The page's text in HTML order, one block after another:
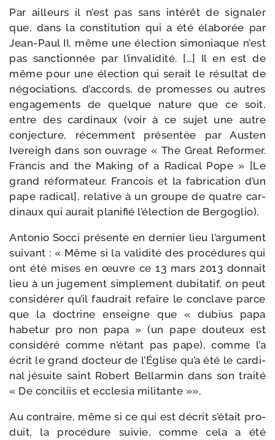
Par ailleurs il n’est pas sans inté­rêt de signa­ler
que, dans la consti­tu­tion qui a été éla­bo­rée par
Jean-​Paul II, même une élec­tion simo­niaque n’est
pas sanc­tion­née par l’invalidité. […] Il en est de
même pour une élec­tion qui serait le résul­tat de
négo­cia­tions, d’accords, de pro­messes ou autres
enga­ge­ments de quelque nature que ce soit,
entre des car­di­naux (voir à ce sujet une autre
conjec­ture, récem­ment pré­sen­tée par Austen
Ivereigh dans son ouvrage « The Great Reformer.
Francis and the Making of a Radical Pope » [Le
grand réfor­ma­teur. Francois et la fabri­ca­tion d’un
pape radi­cal], rela­tive à un groupe de quatre car­
di­naux qui aurait pla­ni­fié l’élection de Bergoglio).
Antonio Socci pré­sente en der­nier lieu l’argument
sui­vant : « Même si la vali­di­té des pro­cé­dures qui
ont été mises en œuvre ce 13 mars 2013 don­nait
lieu à un juge­ment sim­ple­ment dubi­ta­tif, on peut
consi­dé­rer qu’il fau­drait refaire le conclave parce
que la doc­trine enseigne que « dubius papa
habe­tur pro non papa » (un pape dou­teux est
consi­dé­ré comme n’étant pas pape), comme l’a
écrit le grand doc­teur de l’Église qu’a été le car­di­
nal jésuite saint Robert Bellarmin dans son trai­té
« De conci­liis et eccle­sia militante »».
Au contraire, même si ce qui est décrit s’était pro­
duit, la pro­cé­dure sui­vie, comme cela a été